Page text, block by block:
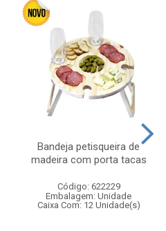
Bandeja petisqueira de
madeira com porta tacas
Código: 622229
Embalagem: Unidade
Caixa Com: 12 Unidade(s)